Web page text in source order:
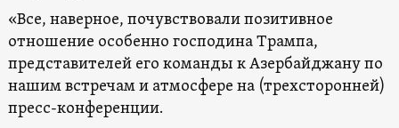
«Все, наверное, почувствовали позитивное
отношение особенно господина Трампа,
представителей его команды к Азербайджану по
нашим встречам и атмосфере на (трехсторонней)
пресс-конференции.